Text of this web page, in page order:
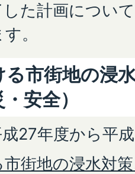
た計画につい
。
市街地の浸
安全）
成27年度から平
街地の浸水対